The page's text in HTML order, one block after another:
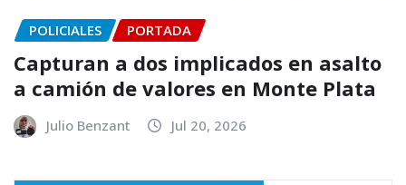
POLICIALES PORTADA
Capturan a dos implicados en asalto
a camión de valores en Monte Plata
Julio Benzant Jul 20, 2026